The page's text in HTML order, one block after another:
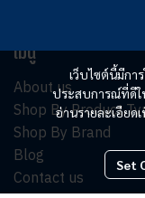
เว็บไซต์นี้มีกา
ประสบการณ์ที่ดีใ
อ่านรายละเอียด
Set
เมนู
About us
Shop By Product
Shop By Brand
Blog
Contact us